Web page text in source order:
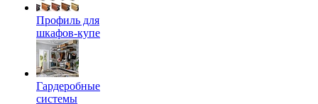
Профиль для
шкафов-купе
Гардеробные
системы